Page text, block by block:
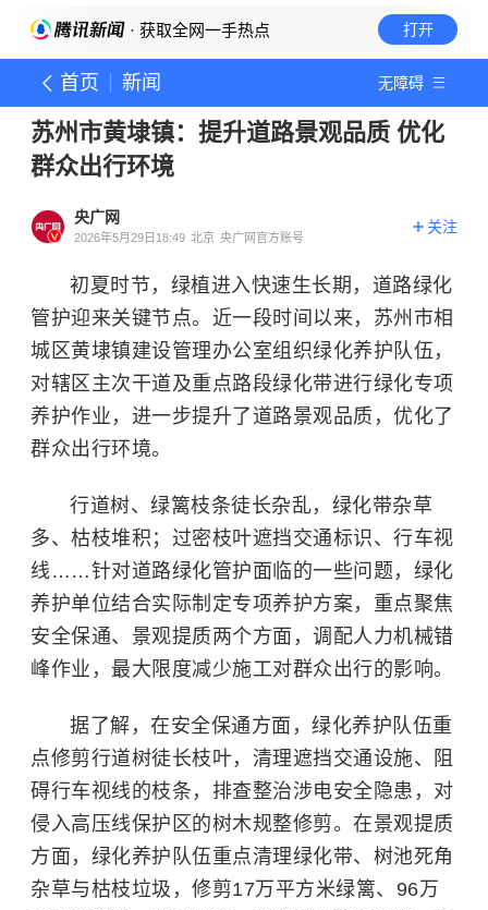
· 获取全网一手热点 打开
首页 新闻 无障碍
苏州市黄埭镇：提升道路景观品质 优化
群众出行环境
央广网
2026年5月29日18:49 北京 央广网官方账号
关注
初夏时节，绿植进入快速生长期，道路绿化
管护迎来关键节点。近一段时间以来，苏州市相
城区黄埭镇建设管理办公室组织绿化养护队伍，
对辖区主次干道及重点路段绿化带进行绿化专项
养护作业，进一步提升了道路景观品质，优化了
群众出行环境。
行道树、绿篱枝条徒长杂乱，绿化带杂草
多、枯枝堆积；过密枝叶遮挡交通标识、行车视
线……针对道路绿化管护面临的一些问题，绿化
养护单位结合实际制定专项养护方案，重点聚焦
安全保通、景观提质两个方面，调配人力机械错
峰作业，最大限度减少施工对群众出行的影响。
据了解，在安全保通方面，绿化养护队伍重
点修剪行道树徒长枝叶，清理遮挡交通设施、阻
碍行车视线的枝条，排查整治涉电安全隐患，对
侵入高压线保护区的树木规整修剪。在景观提质
方面，绿化养护队伍重点清理绿化带、树池死角
杂草与枯枝垃圾，修剪17万平方米绿篱、96万